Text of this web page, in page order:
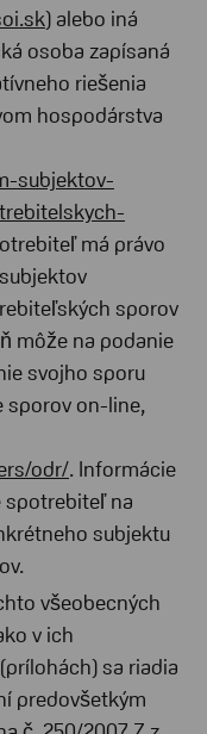
) alebo iná
osoba zapísaná
riešenia
hospodárstva
subjektov-
má právo
sporov
môže na podanie
svojho sporu
sporov on-line,
odr/. Informácie
spotrebiteľ na
subjektu
všeobecných
v ich
sa riadia
predovšetkým